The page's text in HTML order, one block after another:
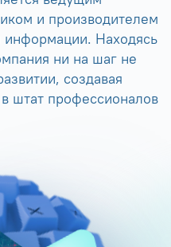
и производителем
информации. Находясь
ни на шаг не
создавая
штат профессионалов